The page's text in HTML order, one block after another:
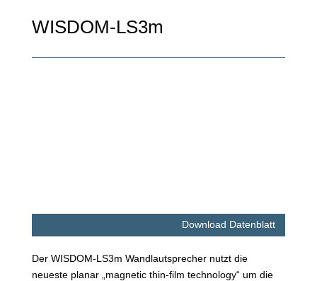
WISDOM-LS3m
Download Datenblatt
Der WISDOM-LS3m Wandlautsprecher nutzt die
neueste planar „magnetic thin-film technology“ um die